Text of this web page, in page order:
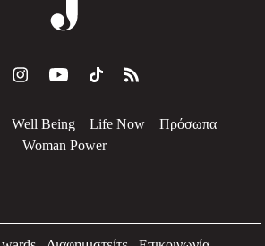
Well Being Life Now
Πρόσωπα
Woman Power